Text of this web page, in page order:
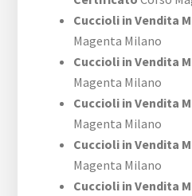
Cuccioli in Vendita
Magenta Milano
Cuccioli in Vendita
Magenta Milano
Cuccioli in Vendita
Magenta Milano
Cuccioli in Vendita
Magenta Milano
Cuccioli in Vendita